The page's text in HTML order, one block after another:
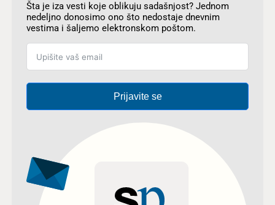
Šta je iza vesti koje oblikuju sadašnjost? Jednom
nedeljno donosimo ono što nedostaje dnevnim
vestima i šaljemo elektronskom poštom.
Prijavite se